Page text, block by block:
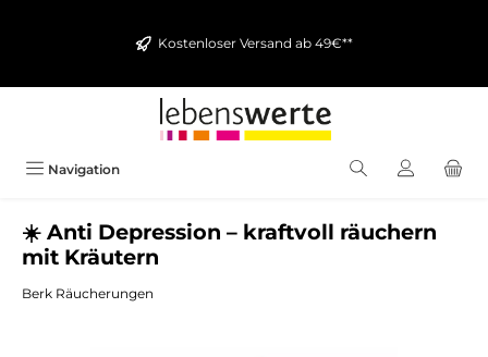
Kostenloser Versand ab 49€**
Navigation
☀️ Anti Depression – kraftvoll räuchern
mit Kräutern
Berk Räucherungen